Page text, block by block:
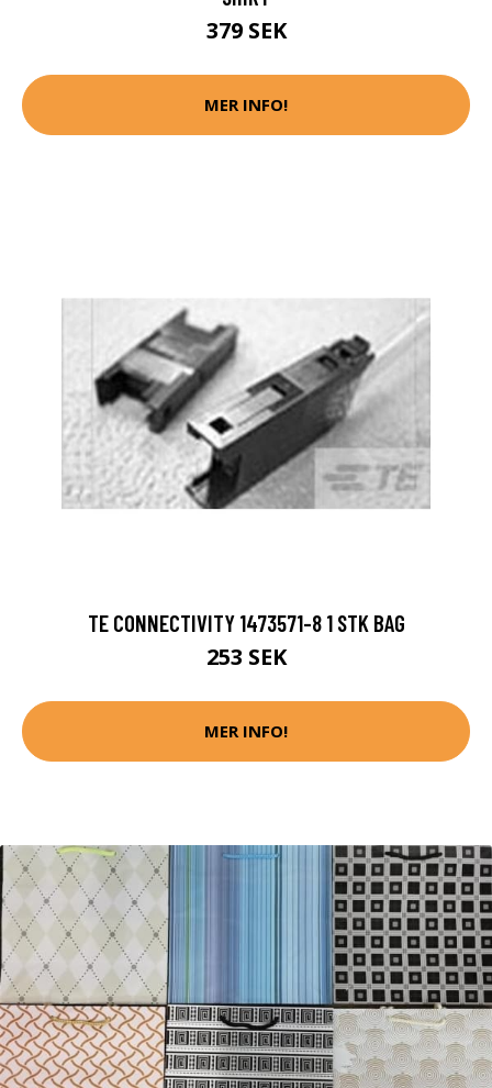
379 SEK
MER INFO!
TE CONNECTIVITY 1473571-8 1 STK BAG
253 SEK
MER INFO!